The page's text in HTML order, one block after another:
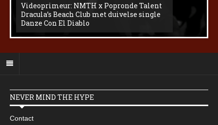
Videoprimeur: NMTH x Popronde Talent
Dracula’s Beach Club met duivelse single
Danze Con El Diablo
NEVER MIND THE HYPE
Contact